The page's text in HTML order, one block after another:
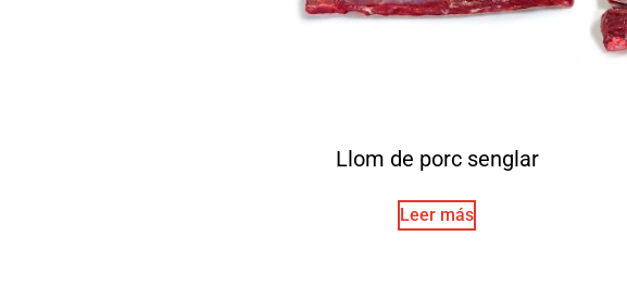
Llom de porc senglar
Leer más